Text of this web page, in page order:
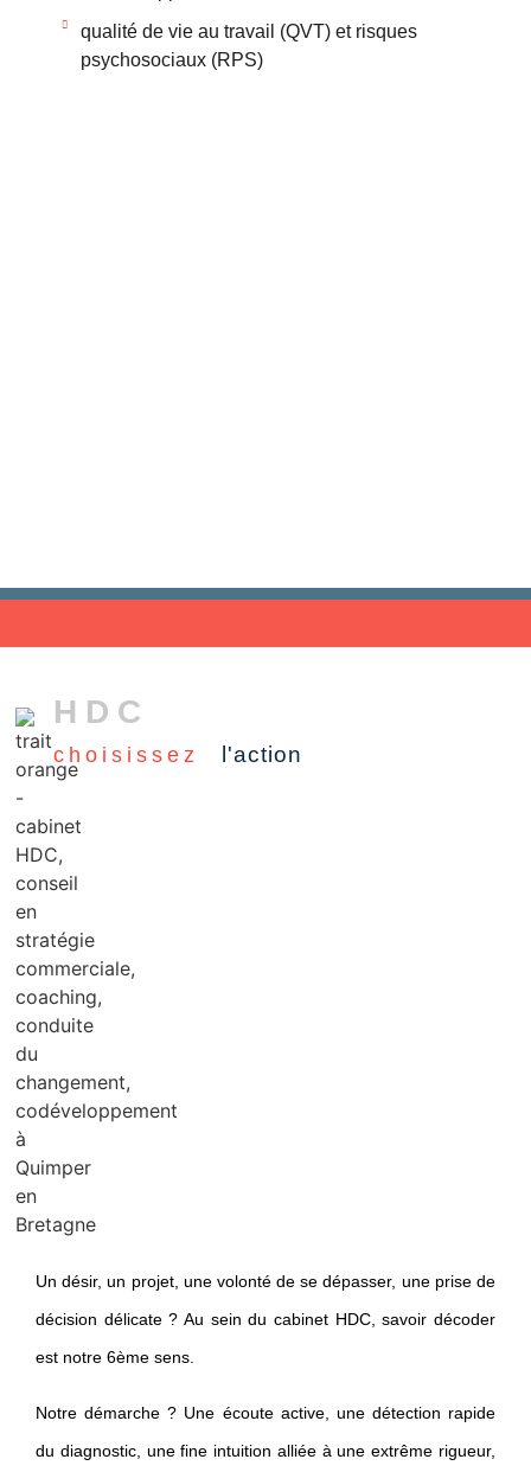
qualité de vie au travail (QVT) et risques
psychosociaux (RPS)
HDC
choisissez l'action
Un désir, un projet, une volonté de se dépasser, une prise de
décision délicate ? Au sein du cabinet HDC,savoir décoder
est notre 6ème sens.
Notre démarche ? Une écoute active, une détection rapide
du diagnostic, une fine intuition alliée à une extrême rigueur,